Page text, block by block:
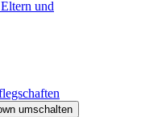
und
umschalten